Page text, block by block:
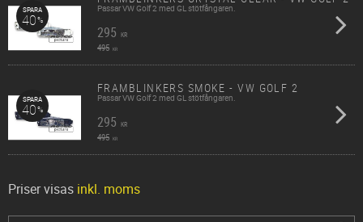
Passar VW Golf 2 med GL stötfångaren.
295 KR
495 KR
SPARA
40%
FRAMBLINKERS SMOKE - VW GOLF 2
Passar VW Golf 2 med GL stötfångaren.
295 KR
495 KR
SPARA
40%
Priser visas inkl. moms